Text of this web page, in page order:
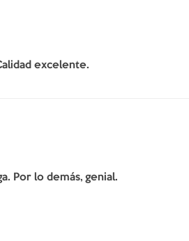
excelente.
Por lo demás, genial.